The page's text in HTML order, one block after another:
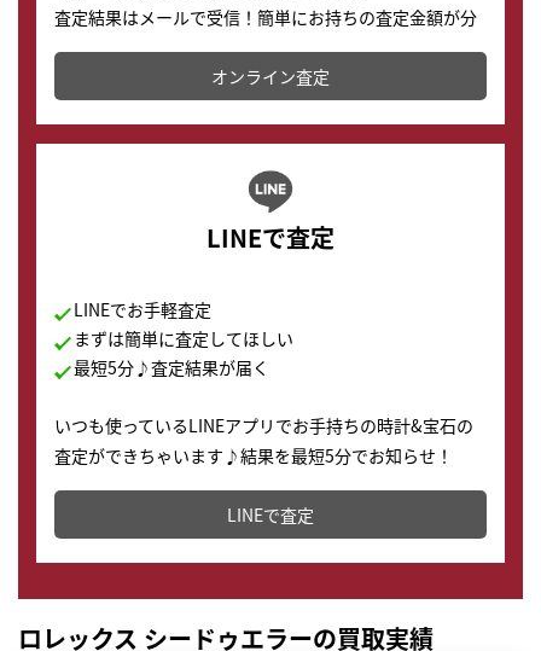
査定結果はメールで受信！簡単にお持ちの査定金額が分
かります。
オンライン査定
LINEで査定
LINEでお手軽査定
まずは簡単に査定してほしい
最短5分♪査定結果が届く
いつも使っているLINEアプリでお手持ちの時計&宝石の
査定ができちゃいます♪結果を最短5分でお知らせ！
どこからでもすぐに査定金額を知ることが出来ます。
LINEで査定
ロレックス シードゥエラーの買取実績